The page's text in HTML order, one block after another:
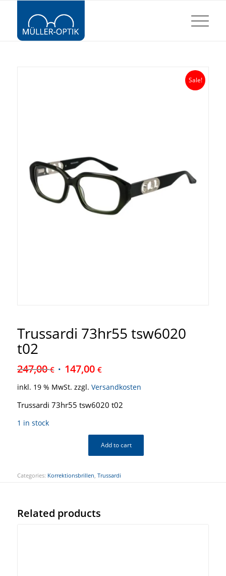
Sale!
Trussardi 73hr55 tsw6020
t02
247,00€ 147,00 €
inkl. 19 % MwSt. zzgl. Versandkosten
Trussardi 73hr55 tsw6020 t02
1 in stock
Add to cart
Categories: Korrektionsbrillen, Trussardi
Related products